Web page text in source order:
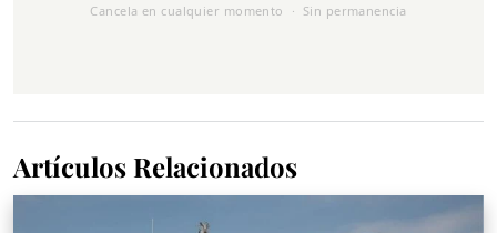
Cancela en cualquier momento · Sin permanencia
Artículos Relacionados